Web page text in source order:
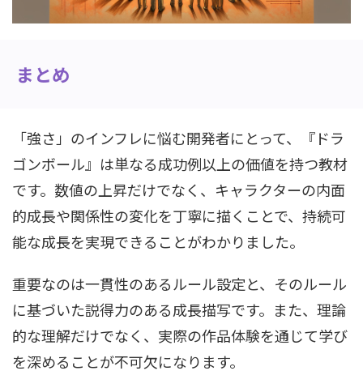
まとめ
「強さ」のインフレに悩む開発者にとって、『ドラ
ゴンボール』は単なる成功例以上の価値を持つ教材
です。数値の上昇だけでなく、キャラクターの内面
的成長や関係性の変化を丁寧に描くことで、持続可
能な成長を実現できることがわかりました。
重要なのは一貫性のあるルール設定と、そのルール
に基づいた説得力のある成長描写です。また、理論
的な理解だけでなく、実際の作品体験を通じて学び
を深めることが不可欠になります。